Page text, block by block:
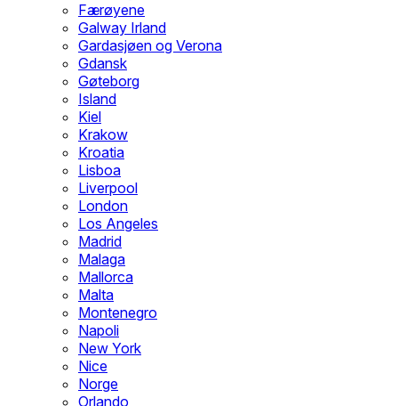
Færøyene
Galway Irland
Gardasjøen og Verona
Gdansk
Gøteborg
Island
Kiel
Krakow
Kroatia
Lisboa
Liverpool
London
Los Angeles
Madrid
Malaga
Mallorca
Malta
Montenegro
Napoli
New York
Nice
Norge
Orlando